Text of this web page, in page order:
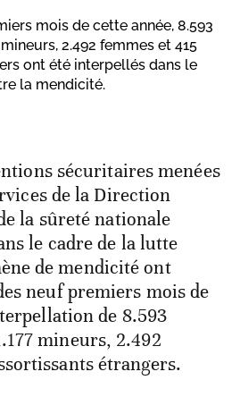
mois de cette année, 8.593
2.492 femmes et 415
ont été interpellés dans le
la mendicité.
sécuritaires menées
de la Direction
la sûreté nationale
le cadre de la lutte
de mendicité ont
neuf premiers mois de
de 8.593
mineurs, 2.492
étrangers.